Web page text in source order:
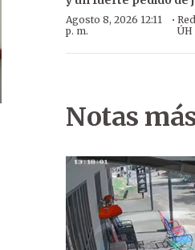
Agosto 8, 2026 12:11
p. m.
·
ÚH
Notas